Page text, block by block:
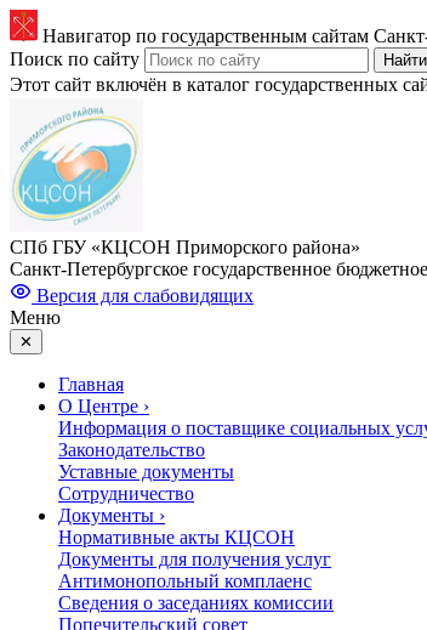
Навигатор по государственным сайтам
Поиск по сайту
Найти
Этот сайт включён в каталог государственных
СПб ГБУ «КЦСОН Приморского района»
Санкт-Петербургское государственное
Версия для слабовидящих
Меню
✕
Главная
О Центре ›
Информация о поставщике социальных
Законодательство
Уставные документы
Сотрудничество
Документы ›
Нормативные акты КЦСОН
Документы для получения услуг
Антимонопольный комплаенс
Сведения о заседаниях комиссии
Попечительский совет